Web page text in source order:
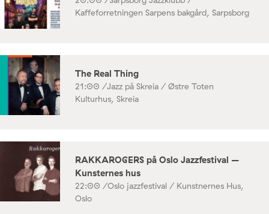
Kaffeforretningen Sarpens bakgård, Sarpsborg
The Real Thing
21:00 /Jazz på Skreia / Østre Toten
Kulturhus, Skreia
RAKKAROGERS på Oslo Jazzfestival –
Kunsternes hus
22:00 /Oslo jazzfestival / Kunstnernes Hus,
Oslo